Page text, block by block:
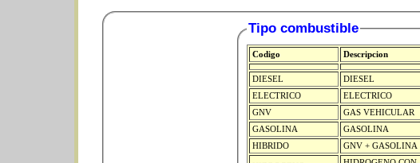
Tipo combustible
Codigo Descripcion
DIESEL DIESEL
ELECTRICO
ELECTRICO
GNV
GAS VEHICULAR
GASOLINA
GASOLINA
HIBRIDO
GNV + GASOLINA